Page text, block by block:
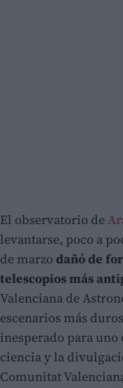
El observatorio de
levantarse, poco a
de marzo dañó de
telescopios más
Valenciana de
escenarios más
inesperado para
ciencia y la
Comunitat